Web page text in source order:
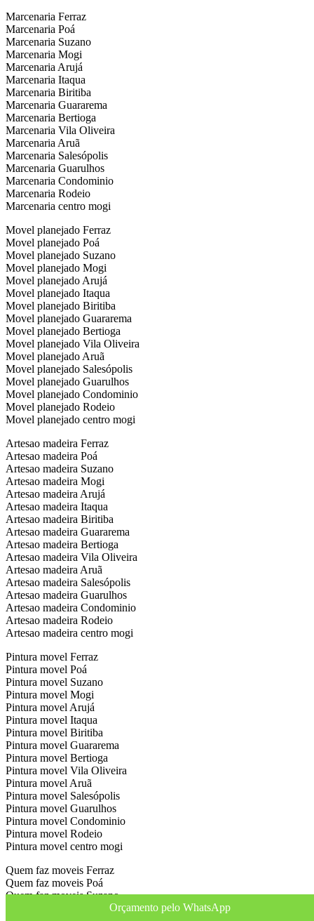
Marcenaria Ferraz
Marcenaria Poá
Marcenaria Suzano
Marcenaria Mogi
Marcenaria Arujá
Marcenaria Itaqua
Marcenaria Biritiba
Marcenaria Guararema
Marcenaria Bertioga
Marcenaria Vila Oliveira
Marcenaria Aruã
Marcenaria Salesópolis
Marcenaria Guarulhos
Marcenaria Condominio
Marcenaria Rodeio
Marcenaria centro mogi
Movel planejado Ferraz
Movel planejado Poá
Movel planejado Suzano
Movel planejado Mogi
Movel planejado Arujá
Movel planejado Itaqua
Movel planejado Biritiba
Movel planejado Guararema
Movel planejado Bertioga
Movel planejado Vila Oliveira
Movel planejado Aruã
Movel planejado Salesópolis
Movel planejado Guarulhos
Movel planejado Condominio
Movel planejado Rodeio
Movel planejado centro mogi
Artesao madeira Ferraz
Artesao madeira Poá
Artesao madeira Suzano
Artesao madeira Mogi
Artesao madeira Arujá
Artesao madeira Itaqua
Artesao madeira Biritiba
Artesao madeira Guararema
Artesao madeira Bertioga
Artesao madeira Vila Oliveira
Artesao madeira Aruã
Artesao madeira Salesópolis
Artesao madeira Guarulhos
Artesao madeira Condominio
Artesao madeira Rodeio
Artesao madeira centro mogi
Pintura movel Ferraz
Pintura movel Poá
Pintura movel Suzano
Pintura movel Mogi
Pintura movel Arujá
Pintura movel Itaqua
Pintura movel Biritiba
Pintura movel Guararema
Pintura movel Bertioga
Pintura movel Vila Oliveira
Pintura movel Aruã
Pintura movel Salesópolis
Pintura movel Guarulhos
Pintura movel Condominio
Pintura movel Rodeio
Pintura movel centro mogi
Quem faz moveis Ferraz
Quem faz moveis Poá
Quem faz moveis Suzano
Quem faz moveis MogiOrçamento pelo WhatsApp